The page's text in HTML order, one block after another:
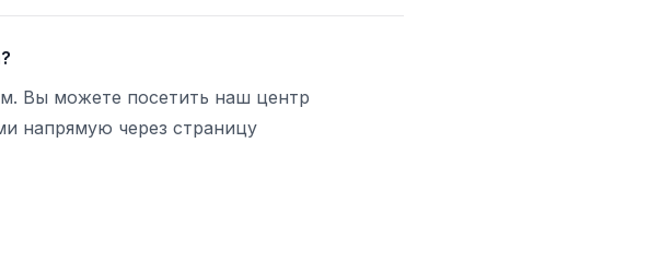
Вы можете посетить наш центр
напрямую через страницу